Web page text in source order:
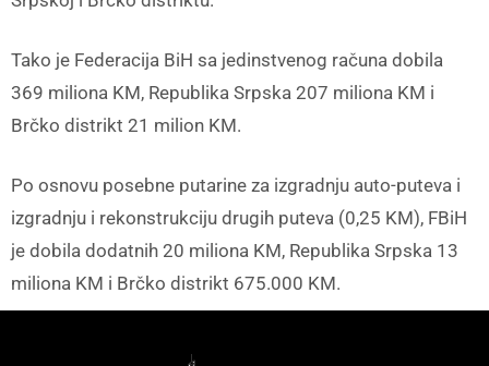
Tako je Federacija BiH sa jedinstvenog računa dobila
369 miliona KM, Republika Srpska 207 miliona KM i
Brčko distrikt 21 milion KM.
Po osnovu posebne putarine za izgradnju auto-puteva i
izgradnju i rekonstrukciju drugih puteva (0,25 KM), FBiH
je dobila dodatnih 20 miliona KM, Republika Srpska 13
miliona KM i Brčko distrikt 675.000 KM.